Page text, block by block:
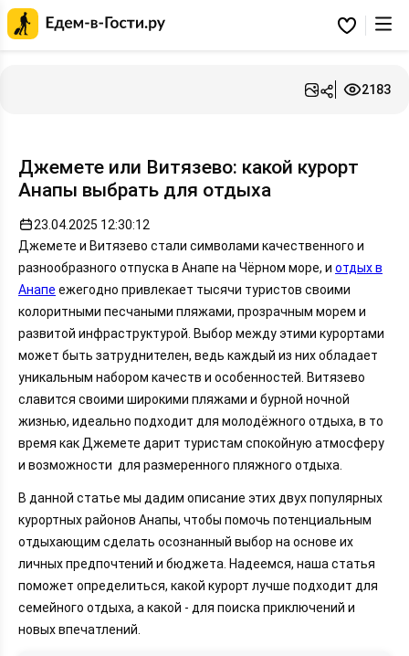
Избранное
2183
Джемете или Витязево: какой курорт
Анапы выбрать для отдыха
23.04.2025 12:30:12
Джемете и Витязево стали символами качественного и
разнообразного отпуска в Анапе на Чёрном море, и отдых в
Анапе ежегодно привлекает тысячи туристов своими
колоритными песчаными пляжами, прозрачным морем и
развитой инфраструктурой. Выбор между этими курортами
может быть затруднителен, ведь каждый из них обладает
уникальным набором качеств и особенностей. Витязево
славится своими широкими пляжами и бурной ночной
жизнью, идеально подходит для молодёжного отдыха, в то
время как Джемете дарит туристам спокойную атмосферу
и возможности для размеренного пляжного отдыха.
В данной статье мы дадим описание этих двух популярных
курортных районов Анапы, чтобы помочь потенциальным
отдыхающим сделать осознанный выбор на основе их
личных предпочтений и бюджета. Надеемся, наша статья
поможет определиться, какой курорт лучше подходит для
семейного отдыха, а какой - для поиска приключений и
новых впечатлений.